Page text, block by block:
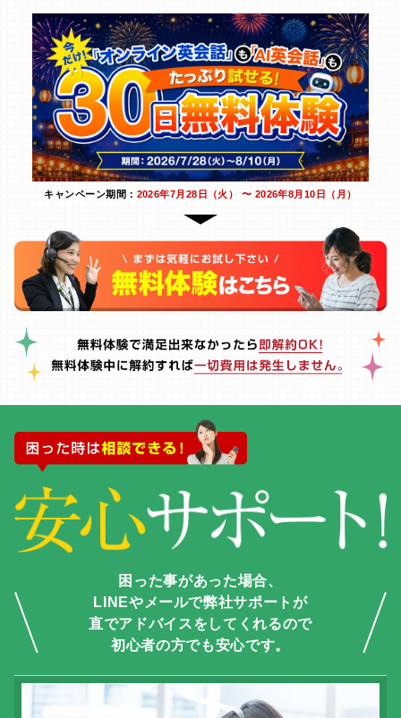
キャンペーン期間： 2026年7月28日（火） 〜 2026年8月10日（月）
困った事があった場合、
LINEやメールで弊社サポートが
直でアドバイスをしてくれるので
初心者の方でも安心です。